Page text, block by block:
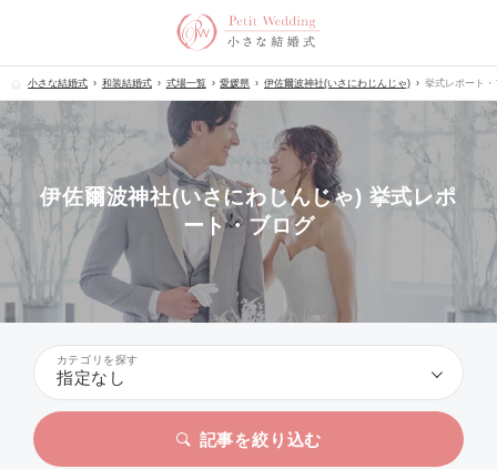
小さな結婚式 和装結婚式 式場一覧 愛媛県 伊佐爾波神社(いさにわじんじゃ) 挙式レポート・
伊佐爾波神社(いさにわじんじゃ) 挙式レポ
ート・ブログ
カテゴリを探す
指定なし
記事を絞り込む